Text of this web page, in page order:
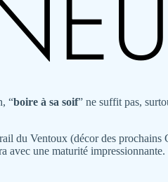
“boire à sa soif” ne suffit pas,
du Ventoux (décor des prochains
avec une maturité